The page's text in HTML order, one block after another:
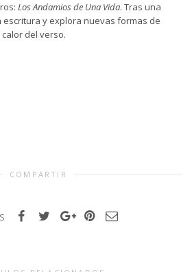
Los Andamios de Una Vida. Tras una
y explora nuevas formas de
del verso.
COMPARTIR